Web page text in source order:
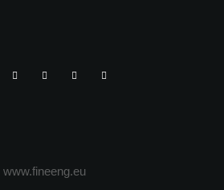
www.fineeng.eu